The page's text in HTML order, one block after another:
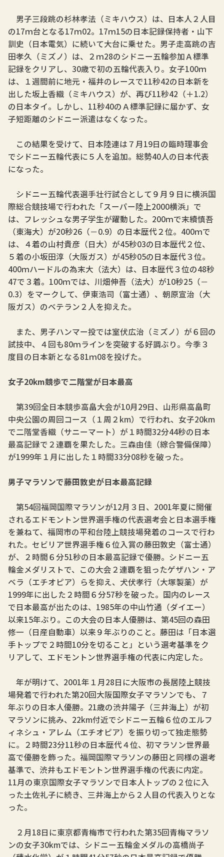
男子三段跳の杉林孝法（ミキハウス）は、日本人２人目
の17ｍ台となる17ｍ02。17ｍ15の日本記録保持者・山下
訓史（日本電気）に続いて大台に乗せた。男子走高跳の吉
田孝久（ミズノ）は、２ｍ28のシドニー五輪参加Ａ標準
記録をクリアし、30歳で初の五輪代表入り。女子100ｍ
は、１週間前に地元・福井のレースで11秒42の日本新を
出した坂上香織（ミキハウス）が、再び11秒42（＋1.2）
の日本タイ。しかし、11秒40のＡ標準記録に届かず、女
子短距離のシドニー派遣はなくなった。
この結果を受けて、日本陸連は７月19日の臨時理事会
でシドニー五輪代表に５人を追加。総勢40人の日本代表
になった。
シドニー五輪代表選手壮行試合として９月９日に横浜国
際総合競技場で行われた「スーパー陸上2000横浜」で
は、フレッシュな男子学生が躍動した。200ｍで末續慎吾
（東海大）が20秒26（－0.9）の日本歴代２位。400ｍで
は、４着の山村貴彦（日大）が45秒03の日本歴代２位、
５着の小坂田淳（大阪ガス）が45秒05の日本歴代３位。
400ｍハードルの為末大（法大）は、日本歴代３位の48秒
47で３着。100ｍでは、川畑伸吾（法大）が10秒25（－
0.3）をマークして、伊東浩司（富士通）、朝原宣治（大
阪ガス）のベテラン２人を抑えた。
また、男子ハンマー投では室伏広治（ミズノ）が６回の
試技中、４回も80ｍラインを突破する好調ぶり。今季３
度目の日本新となる81ｍ08を投げた。
女子20km競歩で二階堂が日本最高
第39回全日本競歩高畠大会が10月29日、山形県高畠町
中央公園の周回コース（１周２km）で行われ、女子20km
で二階堂香織（サニーマート）が１時間32分44秒の日本
最高記録で２連覇を果たした。三森由佳（綜合警備保障）
が1999年１月に出した１時間33分08秒を破った。
男子マラソンで藤田敦史が日本最高記録
第54回福岡国際マラソンが12月３日、2001年夏に開催
されるエドモントン世界選手権の代表選考会と日本選手権
を兼ねて、福岡市の平和台陸上競技場発着のコースで行わ
れた。セビリア世界選手権６位入賞の藤田敦史（富士通）
が、２時間６分51秒の日本最高記録で優勝。シドニー五
輪金メダリストで、この大会２連覇を狙ったゲザハン・ア
ベラ（エチオピア）らを抑え、犬伏孝行（大塚製薬）が
1999年に出した２時間６分57秒を破った。国内のレース
で日本最高が出たのは、1985年の中山竹通（ダイエー）
以来15年ぶり。この大会の日本人優勝は、第45回の森田
修一（日産自動車）以来９年ぶりのこと。藤田は「日本選
手トップで２時間10分を切ること」という選考基準をク
リアして、エドモントン世界選手権の代表に内定した。
年が明けて、2001年１月28日に大阪市の長居陸上競技
場発着で行われた第20回大阪国際女子マラソンでも、７
年ぶりの日本人優勝。21歳の渋井陽子（三井海上）が初
マラソンに挑み、22km付近でシドニー五輪６位のエルフ
ィネシュ・アレム（エチオピア）を振り切って独走態勢
に。２時間23分11秒の日本歴代４位、初マラソン世界最
高で優勝を飾った。福岡国際マラソンの藤田と同様の選考
基準で、渋井もエドモントン世界選手権の代表に内定。
11月の東京国際女子マラソンで日本人トップの２位に入
った土佐礼子に続き、三井海上から２人目の代表入りとな
った。
２月18日に東京都青梅市で行われた第35回青梅マラソ
ンの女子30kmでは、シドニー五輪金メダルの高橋尚子